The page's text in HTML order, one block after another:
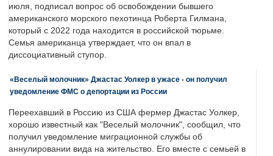
июля, подписал вопрос об освобождении бывшего
американского морского пехотинца Роберта Гилмана,
который с 2022 года находится в российской тюрьме.
Семья американца утверждает, что он впал в
диссоциативный ступор.
«Веселый молочник» Джастас Уолкер в ужасе - он получил
уведомление ФМС о депортации из России
Переехавший в Россию из США фермер Джастас Уолкер,
хорошо известный как "Веселый молочник", сообщил, что
получил уведомление миграционной службы об
аннулировании вида на жительство. Его вместе с семьей в